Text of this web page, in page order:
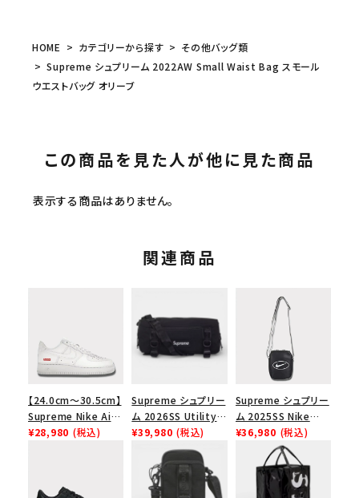
HOME カテゴリーから探す
その他バッグ類
Supreme シュプリーム 2022AW Small Waist Bag スモール
ウエストバッグ オリーブ
この商品を見た人が他に見た商品
表示する商品はありません。
関連商品
【24.0cm～30.5cm】
Supreme Nike Air
Force 1 Low シュプ
¥28,980 (税込)
Supreme シュプリー
ム 2026SS Utility
Bag ユーティリティ
バッグ ブラック
¥39,980 (税込)
Supreme シュプリー
ム 2025SS Nike
Leather Shoulder
Bag ナイキレザーシ
ョルダーバッグ ブラッ
¥36,980 (税込)